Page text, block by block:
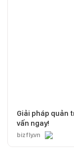
Giải pháp quản
vấn ngay!
bizfly.vn